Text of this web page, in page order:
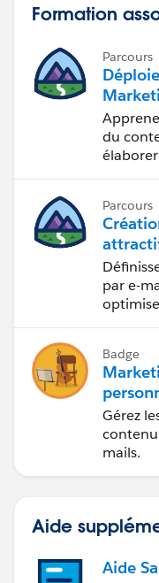
Formation
Parcours
ment
du
Parcours
vos
par e-
Badge
Gérez
contenu
mails.
Aide
Aide